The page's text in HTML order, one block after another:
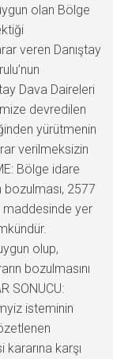
olan Bölge
veren Danıştay
Dava Daireleri
devredilen
yürütmenin
verilmeksizin
Bölge idare
bozulması, 2577
maddesinde yer
olup,
bozulmasını
SONUCU:
isteminin
karşı